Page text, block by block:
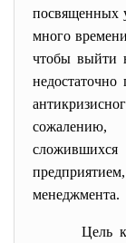
посвященных
много
чтобы выйти
менеджмента.
Цель